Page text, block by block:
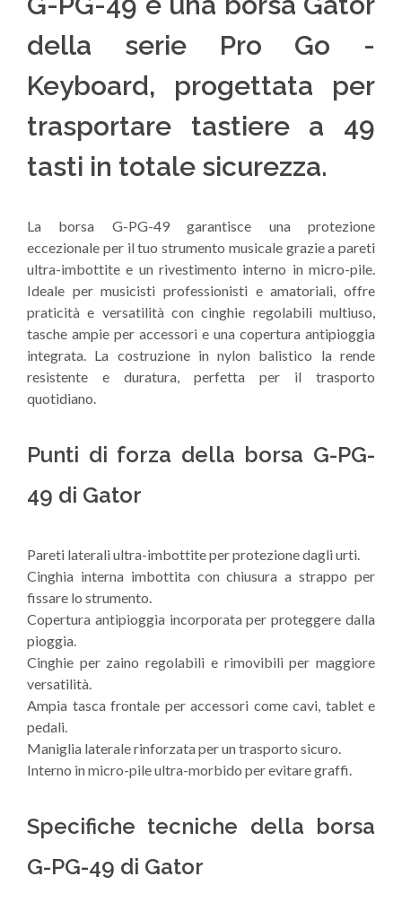
della serie Pro Go -
Keyboard, progettata per
trasportare tastiere a 49
tasti in totale sicurezza.
La borsa G-PG-49 garantisce una protezione
eccezionale per il tuo strumento musicale grazie a pareti
ultra-imbottite e un rivestimento interno in micro-pile.
Ideale per musicisti professionisti e amatoriali, offre
praticità e versatilità con cinghie regolabili multiuso,
tasche ampie per accessori e una copertura antipioggia
integrata. La costruzione in nylon balistico la rende
resistente e duratura, perfetta per il trasporto
quotidiano.
Punti di forza della borsa G-PG-
49 di Gator
Pareti laterali ultra-imbottite per protezione dagli urti.
Cinghia interna imbottita con chiusura a strappo per
fissare lo strumento.
Copertura antipioggia incorporata per proteggere dalla
pioggia.
Cinghie per zaino regolabili e rimovibili per maggiore
versatilità.
Ampia tasca frontale per accessori come cavi, tablet e
pedali.
Maniglia laterale rinforzata per un trasporto sicuro.
Interno in micro-pile ultra-morbido per evitare graffi.
Specifiche tecniche della borsa
G-PG-49 di Gator